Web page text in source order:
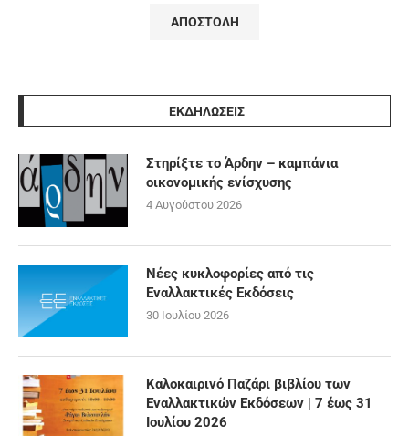
ΕΚΔΗΛΩΣΕΙΣ
Στηρίξτε το Άρδην – καμπάνια
οικονομικής ενίσχυσης
4 Αυγούστου 2026
Νέες κυκλοφορίες από τις
Εναλλακτικές Εκδόσεις
30 Ιουλίου 2026
Καλοκαιρινό Παζάρι βιβλίου των
Εναλλακτικών Εκδόσεων | 7 έως 31
Ιουλίου 2026